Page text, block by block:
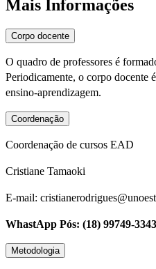
Mais Informações
Corpo docente
O quadro de professores é
Periodicamente, o corpo docente
ensino-aprendizagem.
Coordenação
Coordenação de cursos EAD
Cristiane Tamaoki
E-mail:
WhastApp Pós: (18) 99749-3343
Metodologia